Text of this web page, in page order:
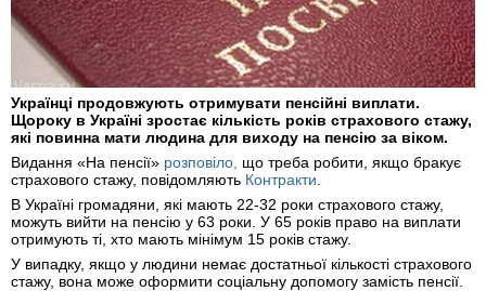
Українці продовжують отримувати пенсійні виплати.
Щороку в Україні зростає кількість років страхового стажу,
які повинна мати людина для виходу на пенсію за віком.
Видання «На пенсії» розповіло, що треба робити, якщо бракує
страхового стажу, повідомляють Контракти
В Україні громадяни, які мають 22-32 роки страхового стажу,
можуть вийти на пенсію у 63 роки. У 65 років право на виплати
отримують ті, хто мають мінімум 15 років стажу.
У випадку, якщо у людини немає достатньої кількості страхового
стажу, вона може оформити соціальну допомогу замість пенсії.